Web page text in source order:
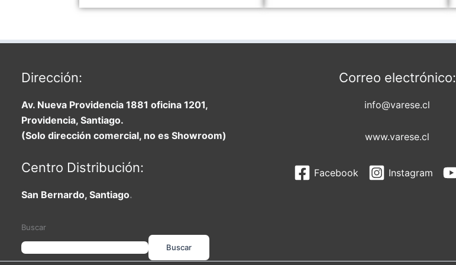
Dirección:
Av. Nueva Providencia 1881 oficina 1201,
Providencia, Santiago.
(Solo dirección comercial, no es Showroom)
Centro Distribución:
San Bernardo, Santiago.
Buscar
Buscar
Correo electrónico:
info@varese.cl
www.varese.cl
Facebook Instagram